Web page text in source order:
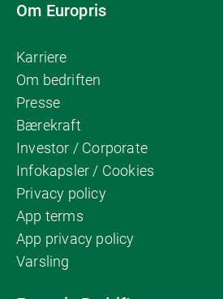
Om Europris
Karriere
Om bedriften
Presse
Bærekraft
Investor / Corporate
Infokapsler / Cookies
Privacy policy
App terms
App privacy policy
Varsling